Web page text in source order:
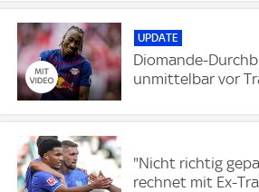
UPDATE
Diomande-
unmittelbar vor
"Nicht richtig
rechnet mit Ex-